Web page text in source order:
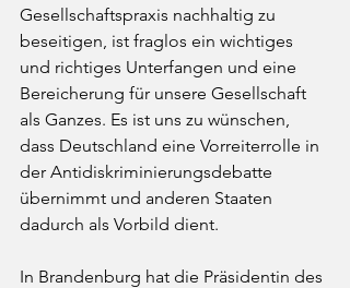
Gesellschaftspraxis nachhaltig zu
beseitigen, ist fraglos ein wichtiges
und richtiges Unterfangen und eine
Bereicherung für unsere Gesellschaft
als Ganzes. Es ist uns zu wünschen,
dass Deutschland eine Vorreiterrolle in
der Antidiskriminierungsdebatte
übernimmt und anderen Staaten
dadurch als Vorbild dient.
In Brandenburg hat die Präsidentin des